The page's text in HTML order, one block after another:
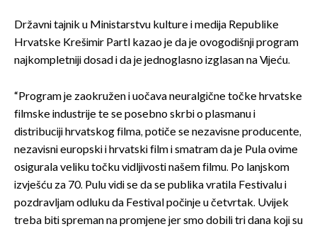
Državni tajnik u Ministarstvu kulture i medija Republike
Hrvatske Krešimir Partl kazao je da je ovogodišnji program
najkompletniji dosad i da je jednoglasno izglasan na Vijeću.
“Program je zaokružen i uočava neuralgične točke hrvatske
filmske industrije te se posebno skrbi o plasmanu i
distribuciji hrvatskog filma, potiče se nezavisne producente,
nezavisni europski i hrvatski film i smatram da je Pula ovime
osigurala veliku točku vidljivosti našem filmu. Po lanjskom
izvješću za 70. Pulu vidi se da se publika vratila Festivalu i
pozdravljam odluku da Festival počinje u četvrtak. Uvijek
treba biti spreman na promjene jer smo dobili tri dana koji su